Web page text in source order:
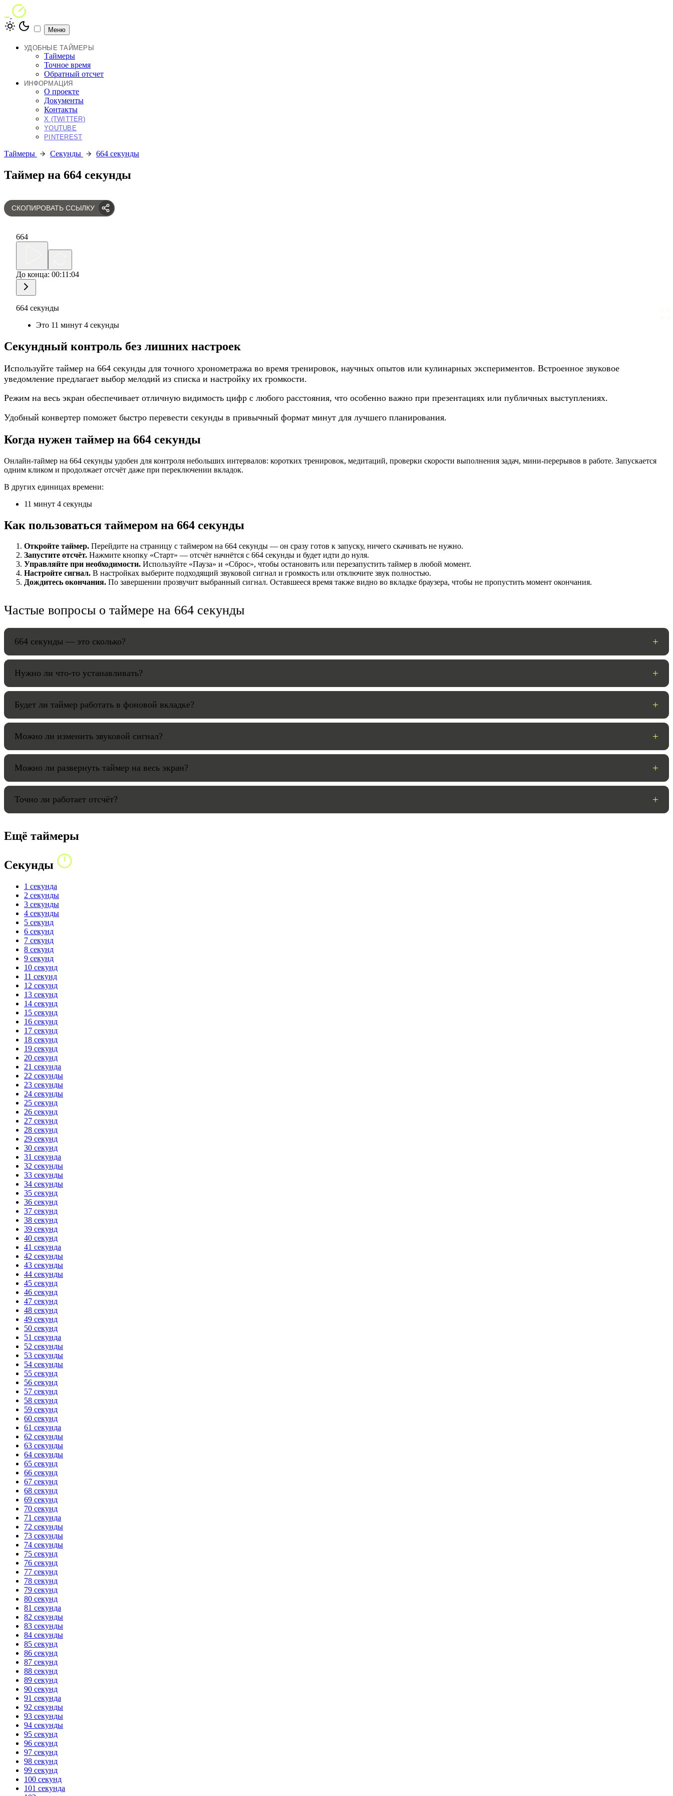
Меню
УДОБНЫЕ ТАЙМЕРЫ
Таймеры
Точное время
Обратный отсчет
ИНФОРМАЦИЯ
О проекте
Документы
Контакты
X (TWITTER)
YOUTUBE
PINTEREST
Таймеры Секунды 664 секунды
Таймер на 664 секунды
СКОПИРОВАТЬ ССЫЛКУ
664
До конца: 00:11:04
664 секунды
Это 11 минут 4 секунды
НАСТРОЙКИ
Громкость:
HANDY TIMERS
Секундный контроль без лишних настроек
Используйте таймер на 664 секунды для точного хронометража во время тренировок, научных опытов или кулинарных экспериментов. Встроенное звуковое
уведомление предлагает выбор мелодий из списка и настройку их громкости.
Режим на весь экран обеспечивает отличную видимость цифр с любого расстояния, что особенно важно при презентациях или публичных выступлениях.
Удобный конвертер поможет быстро перевести секунды в привычный формат минут для лучшего планирования.
Когда нужен таймер на 664 секунды
Онлайн-таймер на 664 секунды удобен для контроля небольших интервалов: коротких тренировок, медитаций, проверки скорости выполнения задач, мини-перерывов в работе. Запускается
одним кликом и продолжает отсчёт даже при переключении вкладок.
В других единицах времени:
11 минут 4 секунды
Как пользоваться таймером на 664 секунды
Откройте таймер. Перейдите на страницу с таймером на 664 секунды — он сразу готов к запуску, ничего скачивать не нужно.
Запустите отсчёт. Нажмите кнопку «Старт» — отсчёт начнётся с 664 секунды и будет идти до нуля.
Управляйте при необходимости. Используйте «Пауза» и «Сброс», чтобы остановить или перезапустить таймер в любой момент.
Настройте сигнал. В настройках выберите подходящий звуковой сигнал и громкость или отключите звук полностью.
Дождитесь окончания. По завершении прозвучит выбранный сигнал. Оставшееся время также видно во вкладке браузера, чтобы не пропустить момент окончания.
Частые вопросы о таймере на 664 секунды
664 секунды — это сколько?
Нужно ли что-то устанавливать?
Будет ли таймер работать в фоновой вкладке?
Можно ли изменить звуковой сигнал?
Можно ли развернуть таймер на весь экран?
Точно ли работает отсчёт?
Ещё таймеры
Секунды
1 секунда
2 секунды
3 секунды
4 секунды
5 секунд
6 секунд
7 секунд
8 секунд
9 секунд
10 секунд
11 секунд
12 секунд
13 секунд
14 секунд
15 секунд
16 секунд
17 секунд
18 секунд
19 секунд
20 секунд
21 секунда
22 секунды
23 секунды
24 секунды
25 секунд
26 секунд
27 секунд
28 секунд
29 секунд
30 секунд
31 секунда
32 секунды
33 секунды
34 секунды
35 секунд
36 секунд
37 секунд
38 секунд
39 секунд
40 секунд
41 секунда
42 секунды
43 секунды
44 секунды
45 секунд
46 секунд
47 секунд
48 секунд
49 секунд
50 секунд
51 секунда
52 секунды
53 секунды
54 секунды
55 секунд
56 секунд
57 секунд
58 секунд
59 секунд
60 секунд
61 секунда
62 секунды
63 секунды
64 секунды
65 секунд
66 секунд
67 секунд
68 секунд
69 секунд
70 секунд
71 секунда
72 секунды
73 секунды
74 секунды
75 секунд
76 секунд
77 секунд
78 секунд
79 секунд
80 секунд
81 секунда
82 секунды
83 секунды
84 секунды
85 секунд
86 секунд
87 секунд
88 секунд
89 секунд
90 секунд
91 секунда
92 секунды
93 секунды
94 секунды
95 секунд
96 секунд
97 секунд
98 секунд
99 секунд
100 секунд
101 секунда